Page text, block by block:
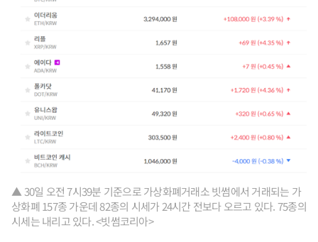
▲ 30일 오전 7시39분 기준으로 가상화폐거래소 빗썸에서 거래되는 가
상화폐 157종 가운데 82종의 시세가 24시간 전보다 오르고 있다. 75종의
시세는 내리고 있다. <빗썸코리아>